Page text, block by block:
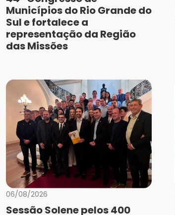
Municípios do Rio Grande do
Sul e fortalece a
representação da Região
das Missões
06/08/2026
Sessão Solene pelos 400